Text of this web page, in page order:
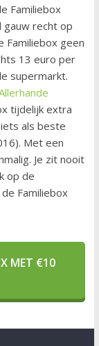
Familiebox
recht op
geen
13 euro per
supermarkt.
tijdelijk extra
als beste
Met een
Je zit nooit
op de
Familiebox
MET €10